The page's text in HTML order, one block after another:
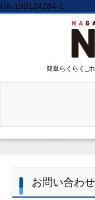
UA-199124284-1
簡単らくらく_
お問い合わせ